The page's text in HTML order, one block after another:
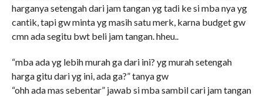
harganya setengah dari jam tangan yg tadi ke si mba nya yg
cantik, tapi gw minta yg masih satu merk, karna budget gw
cmn ada segitu bwt beli jam tangan. hheu..
“mba ada yg lebih murah ga dari ini? yg murah setengah
harga gitu dari yg ini, ada ga?” tanya gw
“ohh ada mas sebentar” jawab si mba sambil cari jam tangan